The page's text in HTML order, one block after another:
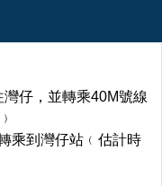
灣仔，並轉乘40M號線
乘到灣仔站﹙估計時